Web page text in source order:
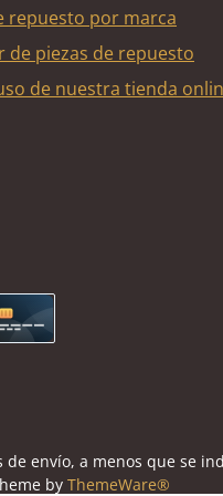
repuesto por marca
de piezas de repuesto
de nuestra tienda
de envío, a menos que se
by ThemeWare®